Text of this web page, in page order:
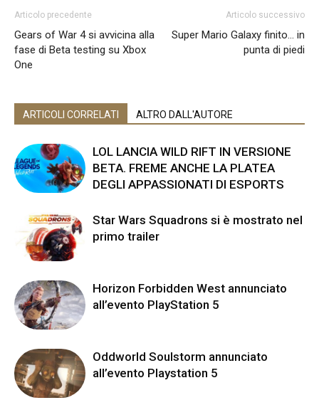
Articolo precedente
Gears of War 4 si avvicina alla
fase di Beta testing su Xbox
One
Articolo successivo
Super Mario Galaxy finito… in
punta di piedi
ARTICOLI CORRELATI ALTRO DALL'AUTORE
LOL LANCIA WILD RIFT IN VERSIONE
BETA. FREME ANCHE LA PLATEA
DEGLI APPASSIONATI DI ESPORTS
Star Wars Squadrons si è mostrato nel
primo trailer
Horizon Forbidden West annunciato
all’evento PlayStation 5
Oddworld Soulstorm annunciato
all’evento Playstation 5